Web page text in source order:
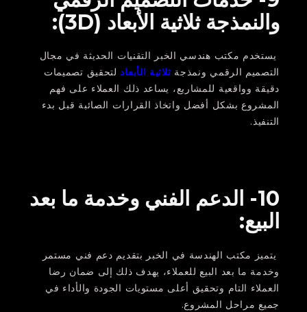
والنمذجة ثلاثية الأبعاد (3D):
يستخدم مكتب هندسي الخبر التقنيات الحديثة في مجال
التصميم الرقمي ونمذجة ثلاثية الأبعادلتحقيق تصميمات
دقيقة وواقعية للمشاريع، يساعد ذلك العملاء على فهم
المشروع بشكل أفضل واتخاذ القرارات الصائبة قبل بدء
التنفيذ.
10- الدعم الفني وخدمة ما بعد
البيع:
يتميز مكتب الهندسة في الخبر بتقديم دعم فني مستمر
وخدمة ما بعد البيع للعملاء، يهدف ذلك إلى ضمان رضا
العملاء التام وتحقيق أعلى مستويات الجودة والأداء في
جميع مراحل المشروع.